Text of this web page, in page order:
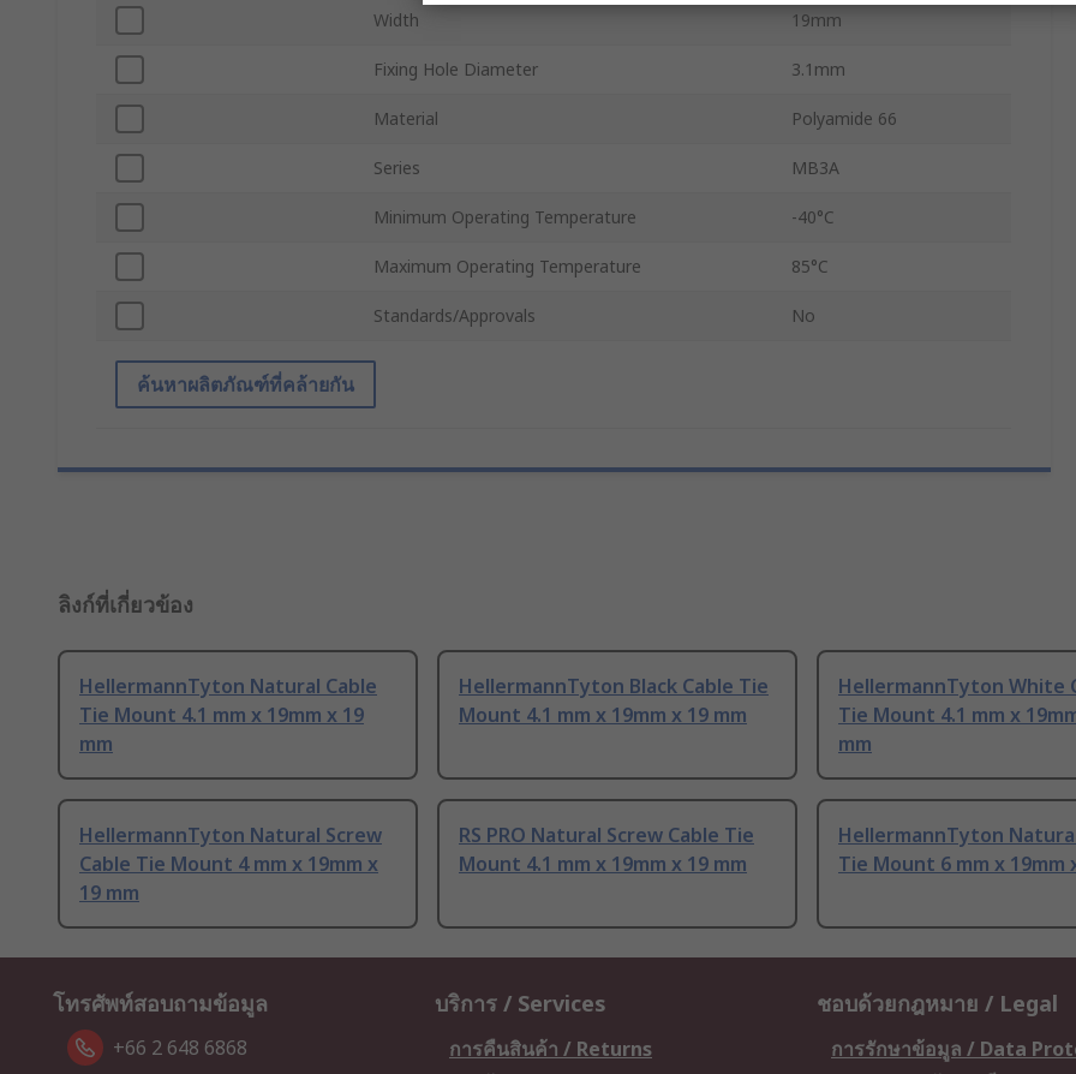
Width 19mm
Fixing Hole Diameter 3.1mm
Material Polyamide 66
Series MB3A
Minimum Operating Temperature -40°C
Maximum Operating Temperature 85°C
Standards/Approvals No
ค้นหาผลิตภัณฑ์ที่คล้ายกัน
ลิงก์ที่เกี่ยวข้อง
HellermannTyton Natural Cable
Tie Mount 4.1 mm x 19mm x 19
mm
HellermannTyton Black Cable Tie
Mount 4.1 mm x 19mm x 19 mm
HellermannTyton White
Tie Mount 4.1 mm x
mm
HellermannTyton Natural Screw
Cable Tie Mount 4 mm x 19mm x
19 mm
RS PRO Natural Screw Cable Tie
Mount 4.1 mm x 19mm x 19 mm
HellermannTyton
Tie Mount 6 mm x 19mm
โทรศัพท์สอบถามข้อมูล
+66 2 648 6868
บริการ / Services
การคืนสินค้า / Returns
ชอบด้วยกฎหมาย / Legal
การรักษาข้อมูล / Data